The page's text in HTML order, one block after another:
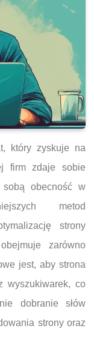
który zyskuje na
firm zdaje sobie
obecność w
metod
strony
zarówno
jest, aby strona
wyszukiwarek, co
dobranie słów
strony oraz